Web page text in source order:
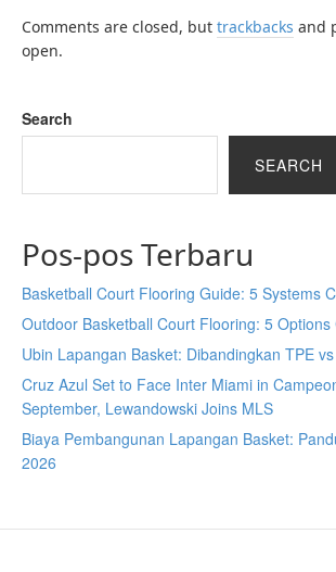
Comments are closed, but trackbacks and
open.
Search
SEARCH
Pos-pos Terbaru
Basketball Court Flooring Guide: 5 Systems
Outdoor Basketball Court Flooring: 5 Options
Ubin Lapangan Basket: Dibandingkan TPE
Cruz Azul Set to Face Inter Miami in
September, Lewandowski Joins MLS
Biaya Pembangunan Lapangan Basket:
2026